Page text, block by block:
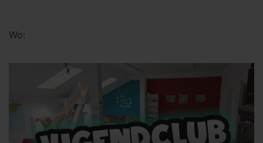
Wo: